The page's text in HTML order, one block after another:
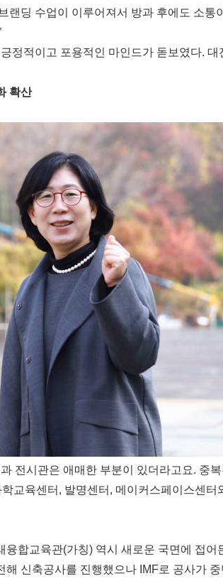
랜딩 수업이 이루어져서 방과 후에도 소
정적이고 포용적인 마인드가 돋보였다.
확산
전시관은 애매한 부분이 있더라고요. 중
교육센터, 발명센터, 메이커스페이스센
융합교육관(가칭) 역시 새로운 국면에 접
해 신축공사를 진행했으나 IMF로 공사가